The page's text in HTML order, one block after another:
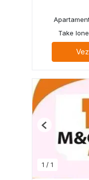
Take
1 / 1
Previous